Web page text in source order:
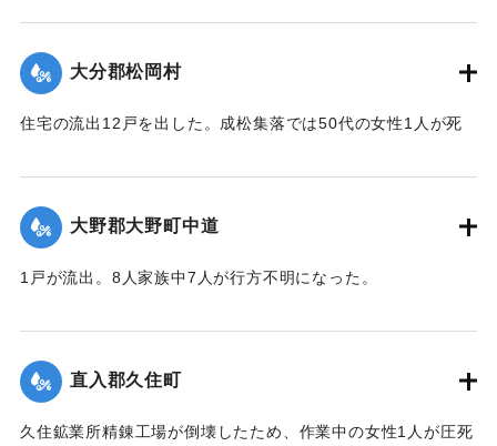
刊3面】
｜固有コード: 00481048
大分郡松岡村
住宅の流出12戸を出した。成松集落では50代の女性1人が死
刊3面】
｜固有コード: 00481049
大野郡大野町中道
1戸が流出。8人家族中7人が行方不明になった。
｜固有コード:00481043
直入郡久住町
久住鉱業所精錬工場が倒壊したため、作業中の女性1人が圧死